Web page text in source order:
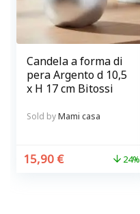
Candela a forma di
pera Argento d 10,5
x H 17 cm Bitossi
Sold byMami casa
15,90 € 24%